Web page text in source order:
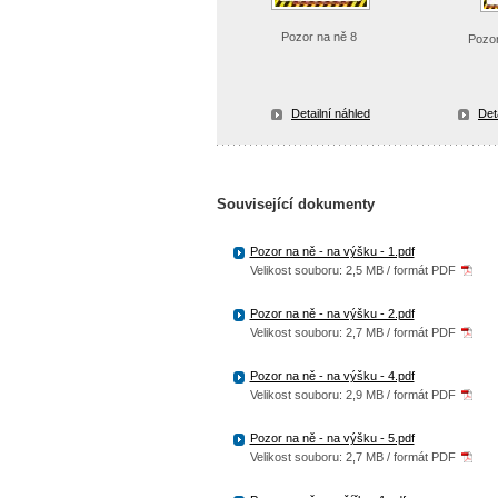
Pozor na ně 8
Detailní náhled
Související dokumenty
Pozor na ně - na výšku - 1.pdf
Velikost souboru: 2,5 MB / formát PDF
Pozor na ně - na výšku - 2.pdf
Velikost souboru: 2,7 MB / formát PDF
Pozor na ně - na výšku - 4.pdf
Velikost souboru: 2,9 MB / formát PDF
Pozor na ně - na výšku - 5.pdf
Velikost souboru: 2,7 MB / formát PDF